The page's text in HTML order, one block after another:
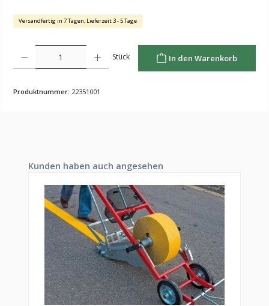
Versandfertig in 7 Tagen, Lieferzeit 3 - 5 Tage
Stück In den Warenkorb
Produktnummer: 22351001
Produktgalerie überspringen
Kunden haben auch angesehen